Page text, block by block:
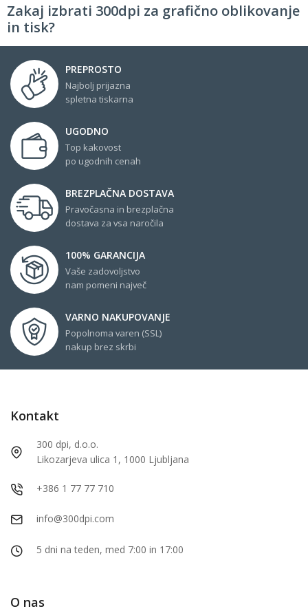
Zakaj izbrati 300dpi za grafično oblikovanje
in tisk?
PREPROSTO
Najbolj prijazna
spletna tiskarna
UGODNO
Top kakovost
po ugodnih cenah
BREZPLAČNA DOSTAVA
Pravočasna in brezplačna
dostava za vsa naročila
100% GARANCIJA
Vaše zadovoljstvo
nam pomeni največ
VARNO NAKUPOVANJE
Popolnoma varen (SSL)
nakup brez skrbi
Kontakt
300 dpi, d.o.o.
Likozarjeva ulica 1, 1000 Ljubljana
+386 1 77 77 710
info@300dpi.com
5 dni na teden, med 7:00 in 17:00
O nas